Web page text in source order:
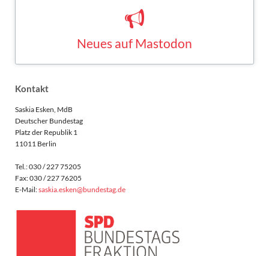
Kontakt
Saskia Esken, MdB
Deutscher Bundestag
Platz der Republik 1
11011 Berlin
Tel.: 030 / 227 75205
Fax: 030 / 227 76205
E-Mail:saskia.esken@bundestag.de